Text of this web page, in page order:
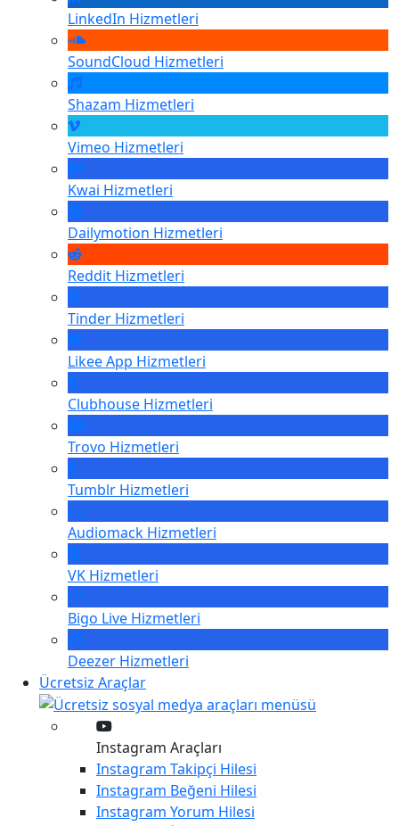
LinkedIn Hizmetleri
SoundCloud Hizmetleri
Shazam Hizmetleri
Vimeo Hizmetleri
Kwai Hizmetleri
Dailymotion Hizmetleri
Reddit Hizmetleri
Tinder Hizmetleri
Likee App Hizmetleri
Clubhouse Hizmetleri
Trovo Hizmetleri
Tumblr Hizmetleri
Audiomack Hizmetleri
VK Hizmetleri
Bigo Live Hizmetleri
Deezer Hizmetleri
Ücretsiz Araçlar
Instagram Araçları
Instagram Takipçi Hilesi
Instagram Beğeni Hilesi
Instagram Yorum Hilesi